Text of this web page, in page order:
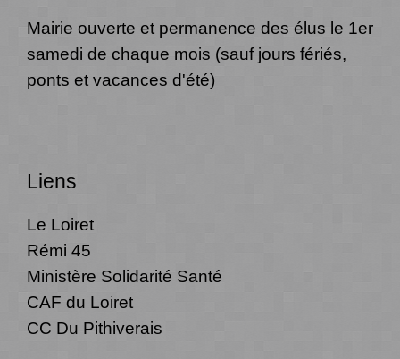
Mairie ouverte et permanence des élus le 1er
samedi de chaque mois (sauf jours fériés,
ponts et vacances d'été)
Liens
Le Loiret
Rémi 45
Ministère Solidarité Santé
CAF du Loiret
CC Du Pithiverais